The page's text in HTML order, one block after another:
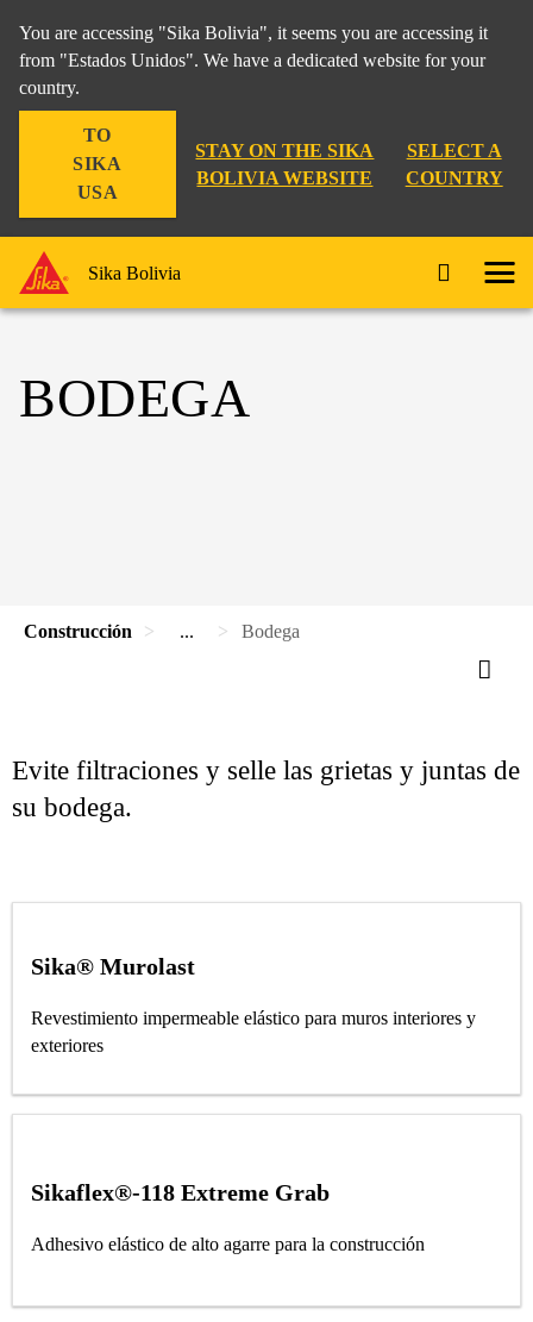
You are accessing "Sika Bolivia", it seems you are accessing it
from "Estados Unidos". We have a dedicated website for your
country.
TO
SIKA
USA
STAY ON THE SIKA
BOLIVIA WEBSITE
SELECT A
COUNTRY
Sika Bolivia
BODEGA
Construcción ... Bodega
Evite filtraciones y selle las grietas y juntas de
su bodega.
Sika® Murolast
Revestimiento impermeable elástico para muros interiores y
exteriores
Sikaflex®-118 Extreme Grab
Adhesivo elástico de alto agarre para la construcción